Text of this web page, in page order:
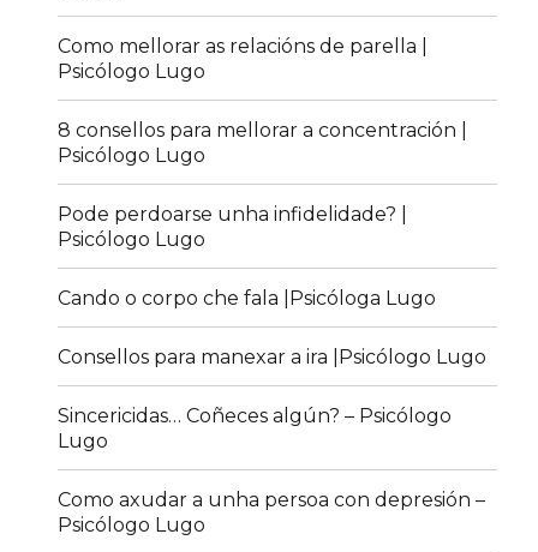
Como mellorar as relacións de parella |
Psicólogo Lugo
8 consellos para mellorar a concentración |
Psicólogo Lugo
Pode perdoarse unha infidelidade? |
Psicólogo Lugo
Cando o corpo che fala |Psicóloga Lugo
Consellos para manexar a ira |Psicólogo Lugo
Sincericidas… Coñeces algún? – Psicólogo
Lugo
Como axudar a unha persoa con depresión –
Psicólogo Lugo